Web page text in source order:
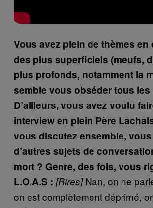
Vous avez plein de thèmes en
des plus superficiels (meufs,
plus profonds, notamment la
semble vous obséder tous les
D’ailleurs, vous avez voulu
interview en plein Père
vous discutez ensemble, vous
d’autres sujets de
mort ? Genre, des fois, vous
L.O.A.S : [Rires]Nan, on ne
on est complètement déprimé,